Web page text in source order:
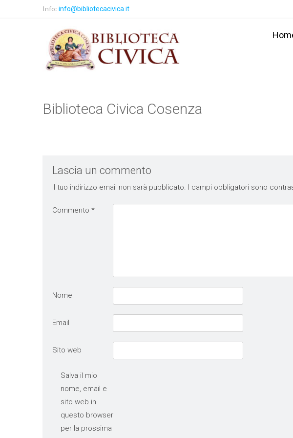
Info: info@bibliotecacivica.it
Biblioteca Civica Cosenza
Lascia un commento
Il tuo indirizzo email non sarà pubblicato. I campi obbligatori sono
Commento *
Nome
Email
Sito web
Salva il mio
nome, email e
sito web in
questo browser
per la prossima